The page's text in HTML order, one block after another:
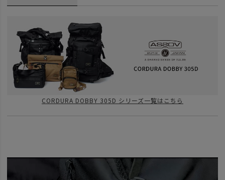
CORDURA DOBBY 305D シリーズ一覧はこちら